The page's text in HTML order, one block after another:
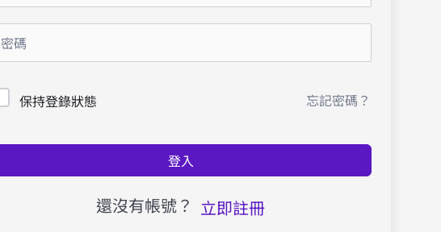
保持登錄狀態 忘記密碼？
登入
還沒有帳號？ 立即註冊